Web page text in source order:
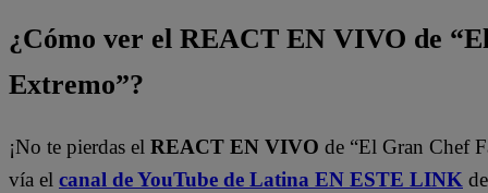
¿Cómo ver el REACT EN VIVO de
Extremo”?
¡No te pierdas el REACT EN VIVO de “El Gran Chef
vía el canal de YouTube de Latina EN ESTE LINK